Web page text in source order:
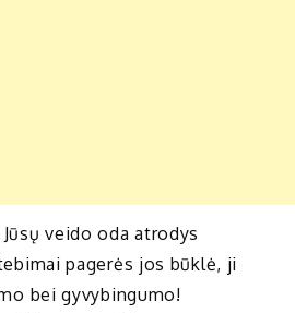
veido oda atrodys
pagerės jos būklė, ji
bei gyvybingumo!